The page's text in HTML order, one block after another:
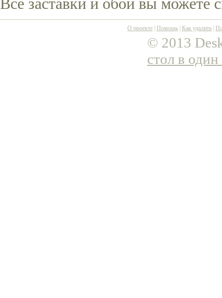
Все заставки и обои вы можете
О проекте Помощь Как удалить
© 2013
стол в